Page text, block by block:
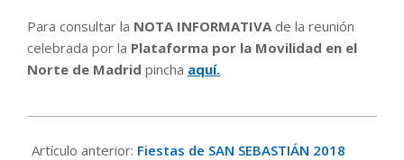
Para consultar la NOTA INFORMATIVAde la reunión
celebrada por la Plataforma por la Movilidad en el
Norte de Madrid pincha aquí.
01-
Artículo anterior: Fiestas de SAN SEBASTIÁN 2018